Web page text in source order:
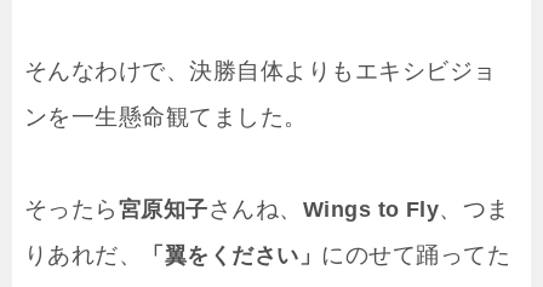
そんなわけで、決勝自体よりもエキシビジョ
ンを一生懸命観てました。
そったら 宮原知子さんね、 Wings to Fly、つま
りあれだ、
「翼をください」 にのせて踊ってた